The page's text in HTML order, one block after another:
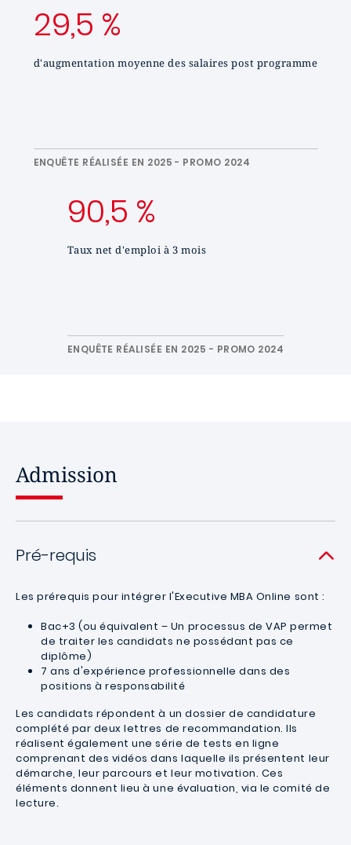
29,5 %
d'augmentation moyenne des salaires post programme
ENQUÊTE RÉALISÉE EN 2025 - PROMO 2024
90,5 %
Taux net d'emploi à 3 mois
ENQUÊTE RÉALISÉE EN 2025 - PROMO 2024
Admission
Pré-requis
Les prérequis pour intégrer l'Executive MBA Online sont :
Bac+3 (ou équivalent – Un processus de VAP permet
de traiter les candidats ne possédant pas ce
diplôme)
7 ans d'expérience professionnelle dans des
positions à responsabilité
Les candidats répondent à un dossier de candidature
complété par deux lettres de recommandation. Ils
réalisent également une série de tests en ligne
comprenant des vidéos dans laquelle ils présentent leur
démarche, leur parcours et leur motivation. Ces
éléments donnent lieu à une évaluation, via le comité de
lecture.